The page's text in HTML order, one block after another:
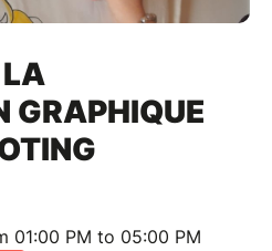
GRAPHIQUE
01:00 PM to 05:00 PM